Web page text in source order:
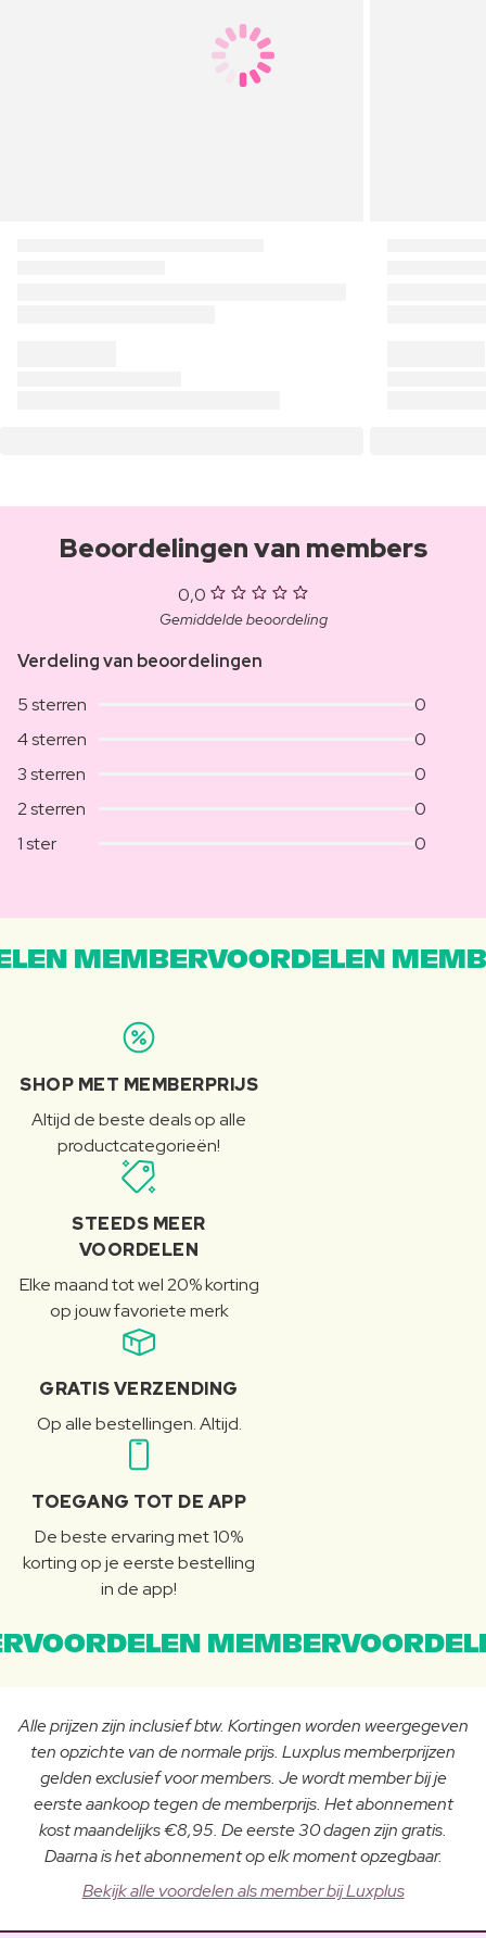
Beoordelingen van members
0,0
Gemiddelde beoordeling
Verdeling van beoordelingen
5 sterren
0
4 sterren
0
3 sterren
0
2 sterren
0
1 ster
0
MEMBERVOORDELEN
SHOP MET MEMBERPRIJS
Altijd de beste deals op alle
productcategorieën!
STEEDS MEER
VOORDELEN
Elke maand tot wel 20% korting
op jouw favoriete merk
GRATIS VERZENDING
Op alle bestellingen. Altijd.
TOEGANG TOT DE APP
De beste ervaring met 10%
korting op je eerste bestelling
in de app!
Alle prijzen zijn inclusief btw. Kortingen worden weergegeven
ten opzichte van de normale prijs. Luxplus memberprijzen
gelden exclusief voor members. Je wordt member bij je
eerste aankoop tegen de memberprijs. Het abonnement
kost maandelijks €8,95. De eerste 30 dagen zijn gratis.
Daarna is het abonnement op elk moment opzegbaar.
Bekijk alle voordelen als member bij Luxplus